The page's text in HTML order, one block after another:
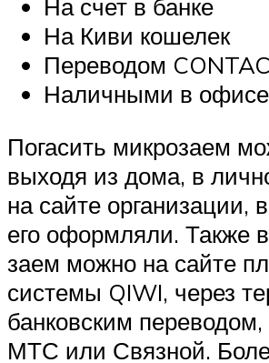
На счет в банке
На Киви кошелек
Переводом
Наличными в офисе
Погасить микрозаем
выходя из дома, в
на сайте организации,
его оформляли. Также
заем можно на сайте
системы QIWI, через
банковским
МТС или Связной.